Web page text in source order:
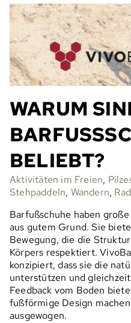
WARUM
ELIEBT?
Aktivitäten im Freien,
Stehpaddeln, Wandern,
Barfußschuhe haben
aus gutem Grund. Sie
Bewegung, die die
Körpers respektiert.
konzipiert, dass sie die
unterstützen und
Feedback vom Boden
fußförmige Design
ausgewogen.